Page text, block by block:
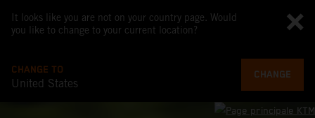
It looks like you are not on your country page. Would
you like to change to your current location?
CHANGE TO
United States
CHANGE